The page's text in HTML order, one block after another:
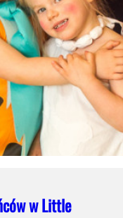
w Little